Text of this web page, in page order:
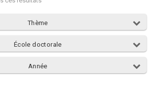
Thème
École doctorale
Année